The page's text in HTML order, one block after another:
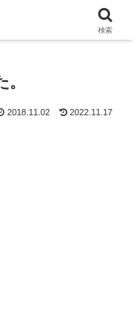
ス×パートの毎日
2018.11.02 2022.11.17
検索